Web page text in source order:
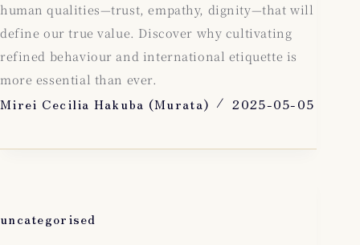
human qualities—trust, empathy, dignity—that will
define our true value. Discover why cultivating
refined behaviour and international etiquette is
more essential than ever.
Mirei Cecilia Hakuba (Murata) 2025-05-05
uncategorised